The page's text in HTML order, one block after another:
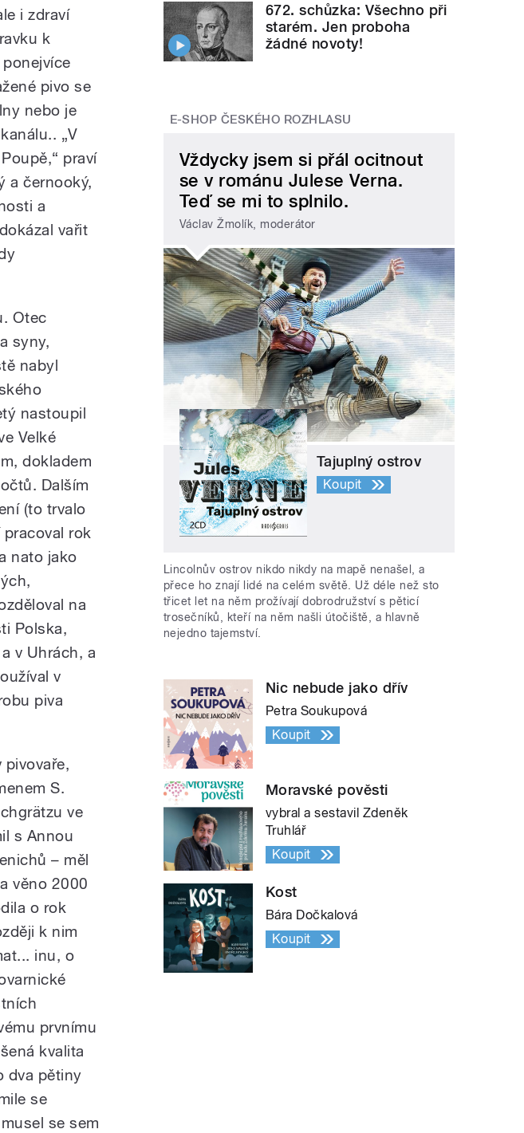
i zdraví
k
pivo se
nebo je
„V
praví
a černooký,
a
vařit
Otec
syny,
nabyl
nastoupil
Velké
dokladem
Dalším
(to trvalo
rok
nato jako
na
Polska,
v Uhrách, a
v
piva
S.
ve
s Annou
– měl
věno 2000
o rok
k nim
inu, o
prvnímu
kvalita
dva pětiny
se
se sem
672. schůzka: Všechno při
starém. Jen proboha
žádné novoty!
E-SHOP ČESKÉHO ROZHLASU
Vždycky jsem si přál ocitnout
se v románu Julese Verna.
Teď se mi to splnilo.
Václav Žmolík, moderátor
Tajuplný ostrov
Koupit
Lincolnův ostrov nikdo nikdy na mapě nenašel, a
přece ho znají lidé na celém světě. Už déle než sto
třicet let na něm prožívají dobrodružství s pěticí
trosečníků, kteří na něm našli útočiště, a hlavně
nejedno tajemství.
Nic nebude jako dřív
Petra Soukupová
Koupit
Moravské pověsti
vybral a sestavil Zdeněk
Truhlář
Koupit
Kost
Bára Dočkalová
Koupit